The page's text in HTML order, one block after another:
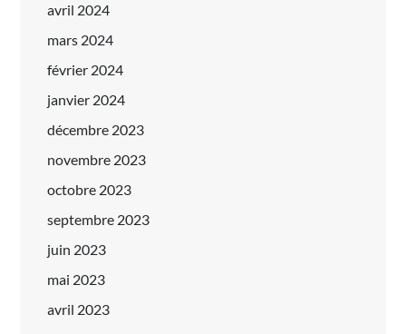
avril 2024
mars 2024
février 2024
janvier 2024
décembre 2023
novembre 2023
octobre 2023
septembre 2023
juin 2023
mai 2023
avril 2023